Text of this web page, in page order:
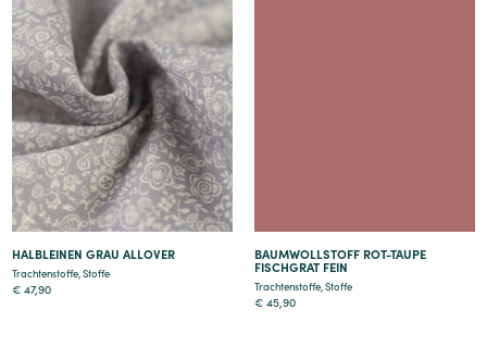
Details
HALBLEINEN GRAU ALLOVER
Trachtenstoffe,Stoffe
€ 47,90
BAUMWOLLSTOFF ROT-TAUPE
FISCHGRAT FEIN
Trachtenstoffe,Stoffe
€ 45,90